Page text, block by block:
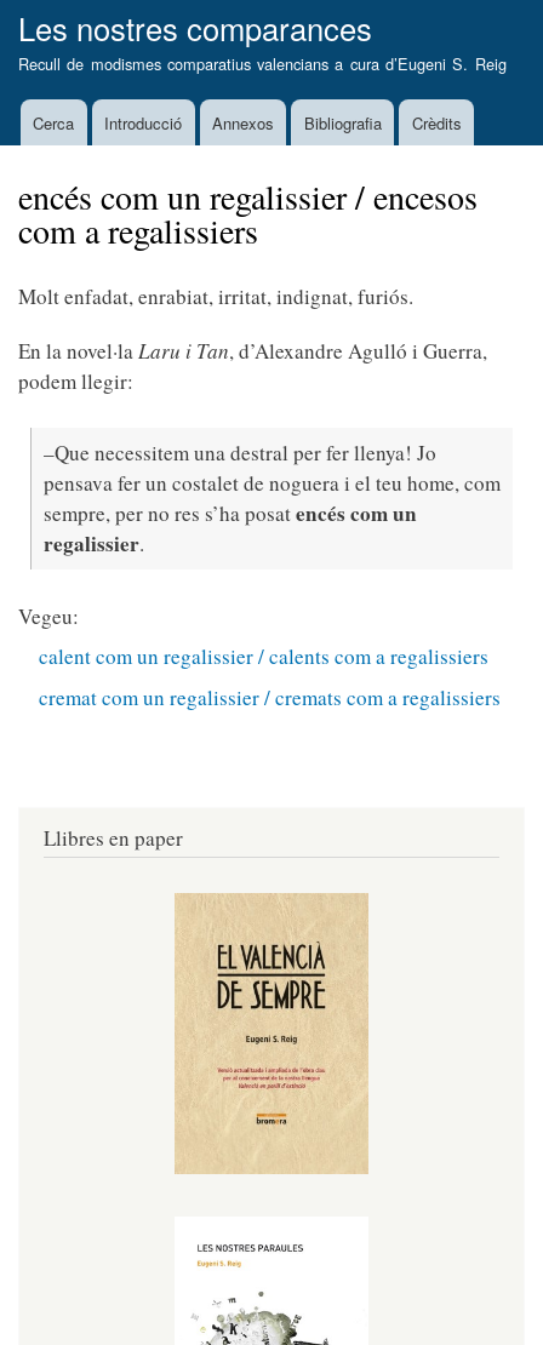
al
contingut
Les nostres comparances
Recull de modismes comparatius valencians a cura d’Eugeni S. Reig
MainCerca Introducció Annexos Bibliografia Crèdits
encés com un regalissier / encesos
com a regalissiers
Molt enfadat, enrabiat, irritat, indignat, furiós.
En la novel·laLaru i Tan, d’Alexandre Agulló i Guerra,
podem llegir:
–Que necessitem una destral per fer llenya! Jo
pensava fer un costalet de noguera i el teu home, com
sempre, per no res s’ha posatencés com un
regalissier.
Vegeu:
calent com un regalissier / calents com a regalissiers
cremat com un regalissier / cremats com a regalissiers
Llibres en paper